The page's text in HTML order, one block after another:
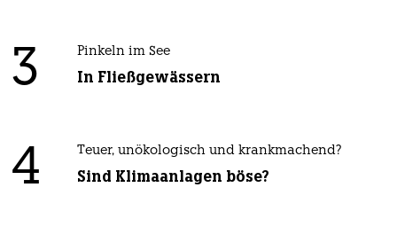
3 Pinkeln im See
In Fließgewässern
4 Teuer, unökologisch und krankmachend?
Sind Klimaanlagen böse?